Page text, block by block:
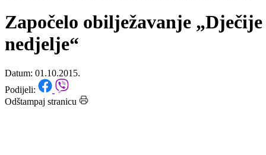
Prijem u Ministarstvu za obrazovanje, mlade, nauku, kulturu i sport
Započelo obilježavanje „Dječije
nedjelje“
Datum: 01.10.2015.